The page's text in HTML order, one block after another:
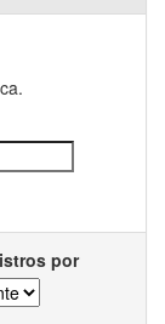
por